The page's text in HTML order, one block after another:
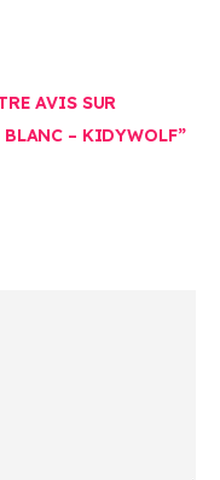
AVIS SUR
– KIDYWOLF”